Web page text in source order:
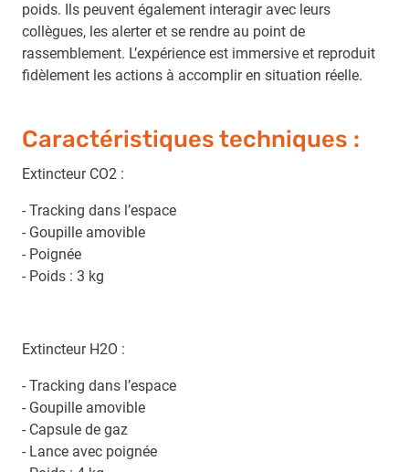
poids. Ils peuvent également interagir avec leurs
collègues, les alerter et se rendre au point de
rassemblement. L’expérience est immersive et reproduit
fidèlement les actions à accomplir en situation réelle.
Caractéristiques techniques :
Extincteur CO2 :
- Tracking dans l’espace
- Goupille amovible
- Poignée
- Poids : 3 kg
Extincteur H2O :
- Tracking dans l’espace
- Goupille amovible
- Capsule de gaz
- Lance avec poignée